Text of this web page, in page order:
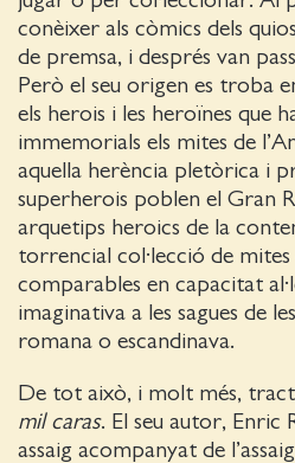
conèixer als còmics dels
de premsa, i després van
Però el seu origen es troba
els herois i les heroïnes que
immemorials els mites de
aquella herència pletòrica i
superherois poblen el Gran
arquetips heroics de la
torrencial col·lecció de
comparables en capacitat
imaginativa a les sagues de
romana o escandinava.
De tot això, i molt més,
mil caras. El seu autor, Enric
assaig acompanyat de